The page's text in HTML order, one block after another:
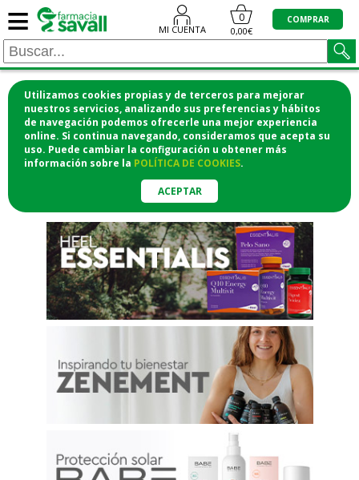
Utilizamos cookies propias y de terceros para mejorar
nuestros servicios, analizando sus preferencias y hábitos
de navegación podemos ofrecerle una mejor experiencia
online. Si continua navegando, consideramos que acepta su
uso. Puede cambiar la configuración u obtener más
información sobre la POLÍTICA DE COOKIES.
ACEPTAR
≡ MI CUENTA
0
0,00€
COMPRAR
¡COMPRA CÓMODAMENTE
DESDE CASA Y RECOGE EN LA
FARMACIA!o si lo prefieres te lo mandamos
a casa